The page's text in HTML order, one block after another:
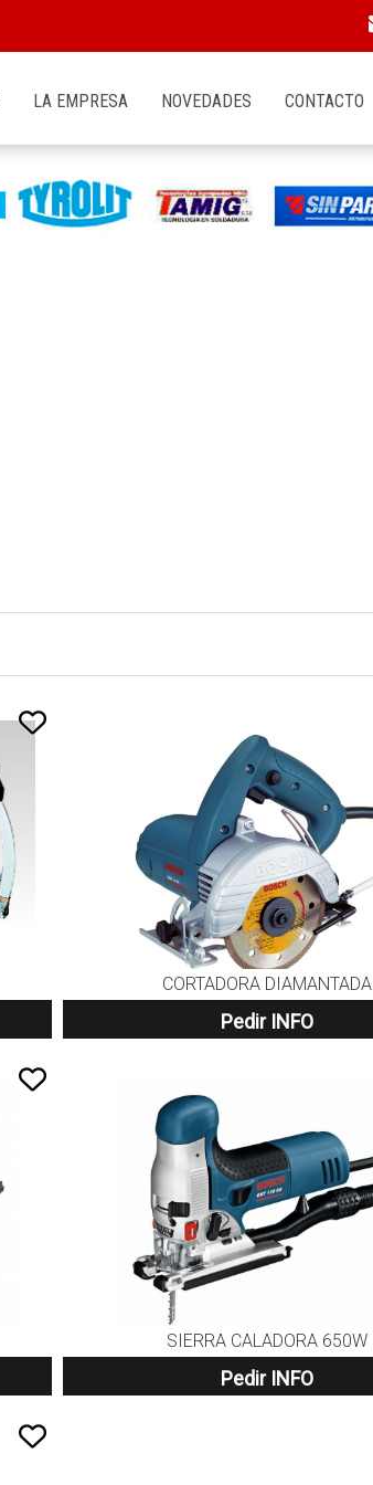
LA EMPRESA NOVEDADES CONTACTO
CORTADORA DIAMANTADA
Pedir INFO
SIERRA CALADORA 650W
Pedir INFO